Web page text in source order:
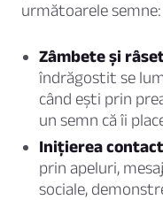
următoarele semne:
Zâmbete și
îndrăgostit se
când ești prin
un semn că îi
Inițierea
prin apeluri,
sociale,